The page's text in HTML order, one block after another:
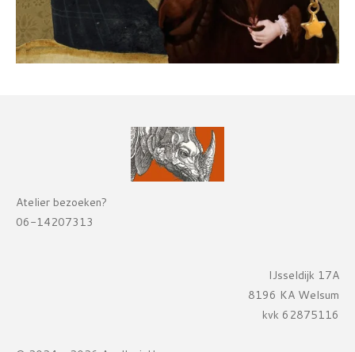
Atelier bezoeken?
06-14207313
IJsseldijk 17A
8196 KA Welsum
kvk 62875116